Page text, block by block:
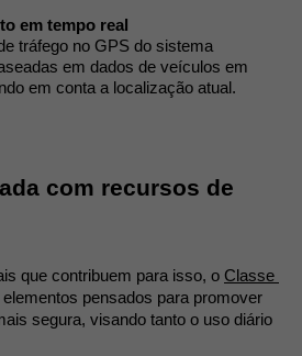
em tempo real
tráfego no GPS do sistema
em dados de veículos em
em conta a localização atual.
com recursos de
que contribuem para isso, o Classe
pensados para promover
segura, visando tanto o uso diário